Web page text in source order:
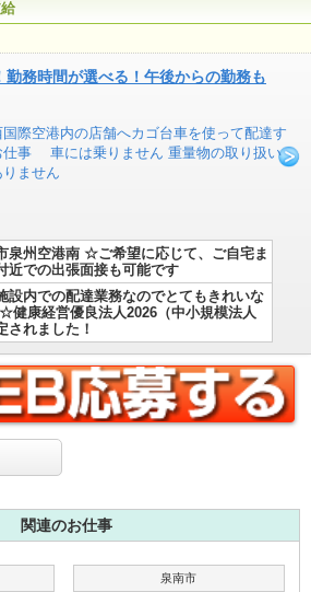
勤務時間が選べる！午後からの勤務も
国際空港内の店舗へカゴ台車を使って配達す
仕事 車には乗りません 重量物の取り扱い
りません
泉州空港南 ☆ご希望に応じて、ご自宅ま
近での出張面接も可能です
内での配達業務なのでとてもきれいな
健康経営優良法人2026（中小規模法人
されました！
関連のお仕事
泉南市